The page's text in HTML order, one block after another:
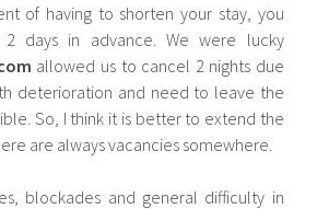
of having to shorten your stay, you
days in advance. We were lucky
allowed us to cancel 2 nights due
deterioration and need to leave the
So, I think it is better to extend the
are always vacancies somewhere.
blockades and general difficulty in